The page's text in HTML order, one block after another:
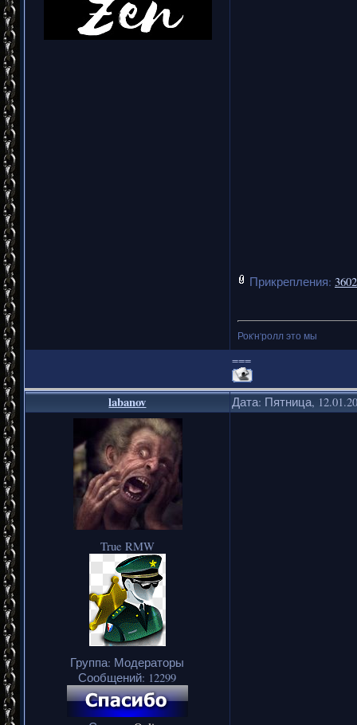
Прикрепления:
Рок'н'ролл это мы
===
labanov Дата: Пятница,
True RMW
Группа: Модераторы
Сообщений: 12299